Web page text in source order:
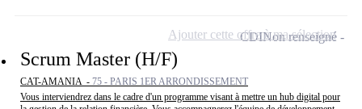
Scrum Master (H/F)
CAT-AMANIA - 75 - PARIS 1ER ARRONDISSEMENT
Vous interviendrez dans le cadre d'un programme visant à mettre un hub digital pour
CDINon renseigné
Ajouter cette offre à ma sélection